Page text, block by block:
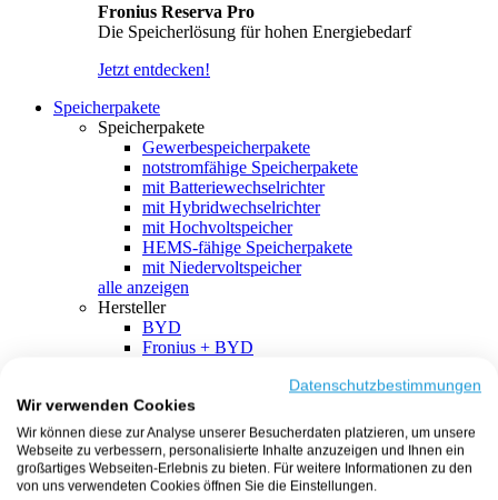
Fronius Reserva Pro
Die Speicherlösung für hohen Energiebedarf
Jetzt entdecken!
Speicherpakete
Speicherpakete
Gewerbespeicherpakete
notstromfähige Speicherpakete
mit Batteriewechselrichter
mit Hybridwechselrichter
mit Hochvoltspeicher
HEMS-fähige Speicherpakete
mit Niedervoltspeicher
alle anzeigen
Hersteller
BYD
Fronius + BYD
SMA + BYD
EcoFlow
EcoFlow + EcoFlow
FENECON
FENECON + FENECON
Datenschutzbestimmungen
Wir verwenden Cookies
Wir können diese zur Analyse unserer Besucherdaten platzieren, um unsere
Webseite zu verbessern, personalisierte Inhalte anzuzeigen und Ihnen ein
großartiges Webseiten-Erlebnis zu bieten. Für weitere Informationen zu den
von uns verwendeten Cookies öffnen Sie die Einstellungen.